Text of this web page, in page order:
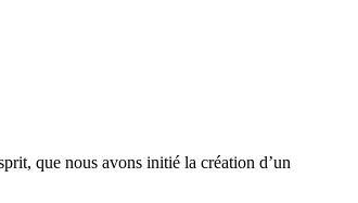
que nous avons initié la création d’un